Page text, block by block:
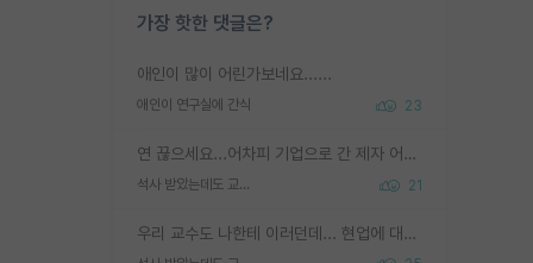
가장 핫한 댓글은?
애인이 많이 어린가보네요......
애인이 연구실에 간식 23
연 끊으세요...어차피 기업으로 간 제자 어떻게 못합니다. 기업에서는 교수들 사기꾼으로 보는 시선도 강하고, 앞에서나 교수님하고 떠받들어주지 많이 무시합니다. 영향력도 0에 수렴합니다. 그리고 생각해보십시오. 석사로 기업간 제자가 무슨 힘이 있다고 과제를 달라고 합니까? 말만 교수지 무능력자라고 생각합니다. 세금이 아깝습니다.
석사 받았는데도 교수랑 연락한다. 21
우리 교수도 나한테 이러던데... 현업에 대해 이해가 전혀 없고, 자기 말이면 다 되는 줄 알고. 학위동안 지도는 커녕 잡일만 시켜놓고 이제와서 주기적으로 연락 없으면 싸가지 없는 제자가 되버림.